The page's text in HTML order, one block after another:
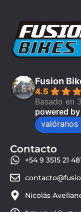
Fusion
4.5
Basado en
powered by
valóranos
Contacto
+54 9 3515 21
Nicolás